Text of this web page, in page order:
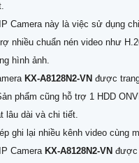
Camera này là việc sử dụng
nhiều chuẩn nén video như
hình ảnh.
KX-A8128N2-VN được
phẩm cũng hỗ trợ 1 HDD
lâu dài và chi tiết.
ghi lại nhiều kênh video cùng
Camera KX-A8128N2-VN được